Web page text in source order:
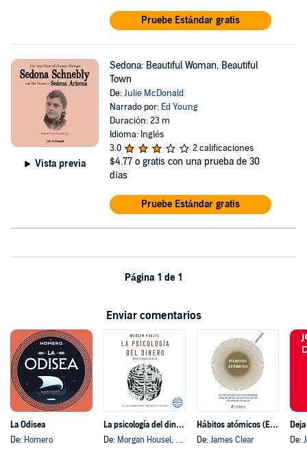
Pruebe Estándar gratis
Vista previa
Sedona: Beautiful Woman, Beautiful
Town
De:Julie McDonald
Narrado por: Ed Young
Duración: 23 m
Idioma: Inglés
3.0
2 calificaciones
$4.77 o gratis con una prueba de 30
días
Pruebe Estándar gratis
Página 1 de 1
Enviar comentarios
La Odisea
De: Homero
La psicología del dinero
De: Morgan Housel, y otros
Hábitos atómicos (Español neutro)
De: James Clear
De: